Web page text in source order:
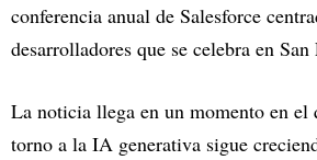
conferencia anual de Salesforce
desarrolladores que se celebra en San
La noticia llega en un momento en el
torno a la IA generativa sigue